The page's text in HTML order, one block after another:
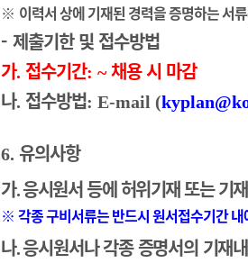
※ 이력서 상에 기재된 경력을 증명하는 서류
- 제출기한 및 접수방법
가. 접수기간: ~채용 시 마감
나. 접수방법: E-mail (
6. 유의사항
가.응시원서 등에 허위기재 또는 기
※ 각종 구비서류는 반드시 원서접수기간
나.응시원서나 각종 증명서의 기재